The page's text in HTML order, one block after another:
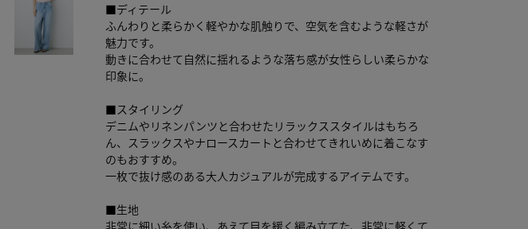
■ディテール
ふんわりと柔らかく軽やかな肌触りで、空気を含むような軽さが
魅力です。
動きに合わせて自然に揺れるような落ち感が女性らしい柔らかな
印象に。
■スタイリング
デニムやリネンパンツと合わせたリラックススタイルはもちろ
ん、スラックスやナロースカートと合わせてきれいめに着こなす
のもおすすめ。
一枚で抜け感のある大人カジュアルが完成するアイテムです。
■生地